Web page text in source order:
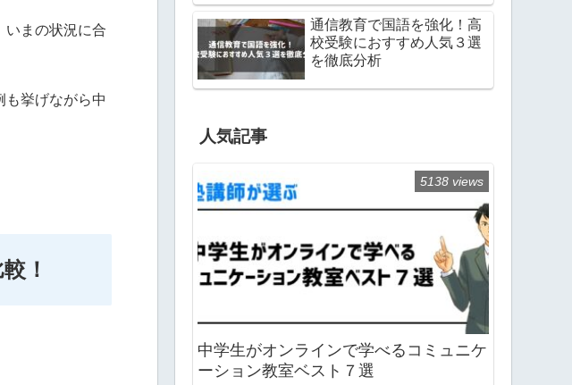
いまの状況に合
も挙げながら中
！
通信教育で国語を強化！高
校受験におすすめ人気３選
を徹底分析
人気記事
中学生がオンラインで学べるコミュニケ
ーション教室ベスト７選
5138 views